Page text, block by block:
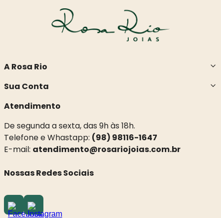
A Rosa Rio
Sua Conta
Atendimento
De segunda a sexta, das 9h às 18h.
Telefone e Whastapp: (98) 98116-1647
E-mail: atendimento@rosariojoias.com.br
Nossas Redes Sociais